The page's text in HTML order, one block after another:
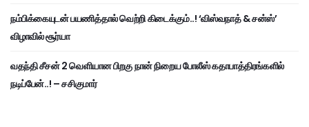
நம்பிக்கையுடன் பயணித்தால் வெற்றி கிடைக்கும்..! ‘விஸ்வநாத் & சன்ஸ்’
விழாவில் சூர்யா
வதந்தி சீசன் 2 வெளியான பிறகு நான் நிறைய போலீஸ் கதாபாத்திரங்களில்
நடிப்பேன்..! – சசிகுமார்